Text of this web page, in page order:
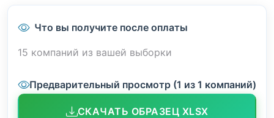
Что вы получите после оплаты
15 компаний из вашей выборки
Предварительный просмотр (1 из 1 компаний)
СКАЧАТЬ ОБРАЗЕЦ XLSX